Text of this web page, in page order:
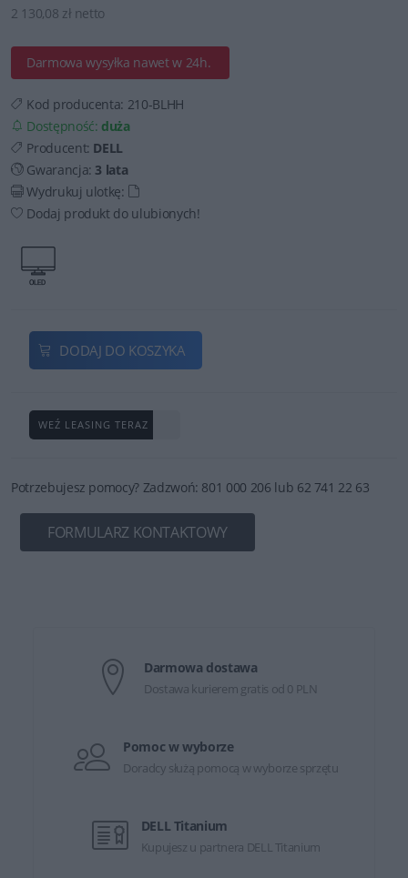
2 130,08 zł netto
Darmowa wysyłka nawet w 24h.
Kod producenta: 210-BLHH
Dostępność: duża
Producent: DELL
Gwarancja:3 lata
Wydrukuj ulotkę:
Dodaj produkt do ulubionych!
DODAJ DO KOSZYKA
WEŹ LEASING TERAZ
Potrzebujesz pomocy? Zadzwoń: 801 000 206 lub 62 741 22 63
FORMULARZ KONTAKTOWY
Darmowa dostawa
Dostawa kurierem gratis od 0 PLN
Pomoc w wyborze
Doradcy służą pomocą w wyborze sprzętu
DELL Titanium
Kupujesz u partnera DELL Titanium